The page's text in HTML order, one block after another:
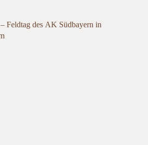
Feldtag des AK Südbayern in